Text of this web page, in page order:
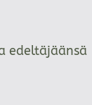
edeltäjäänsä